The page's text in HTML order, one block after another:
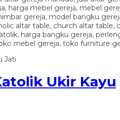
Jati
Ukir Kayu